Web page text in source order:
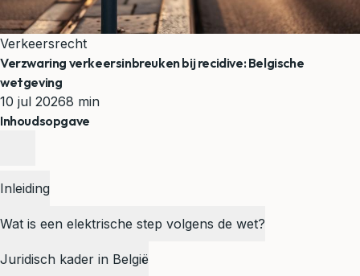
Verkeersrecht
Verzwaring verkeersinbreuken bij recidive: Belgische
wetgeving
10 jul 20268 min
Inhoudsopgave
Inleiding
Wat is een elektrische step volgens de wet?
Juridisch kader in België